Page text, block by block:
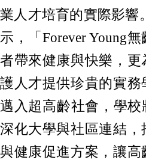
業人才培育的實際影響
示，「Forever Young
者帶來健康與快樂，
護人才提供珍貴的實
邁入超高齡社會，學校
深化大學與社區連結
與健康促進方案，讓